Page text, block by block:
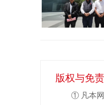
版权与免
① 凡本网